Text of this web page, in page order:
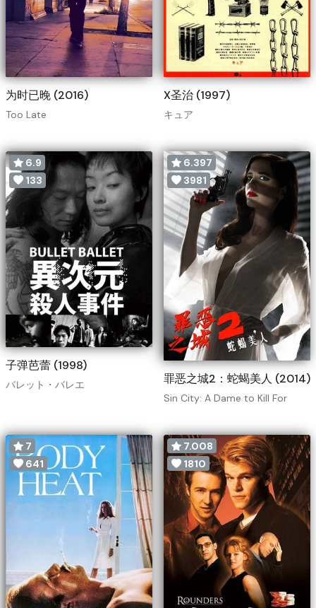
为时已晚 (2016)
Too Late
X圣治 (1997)
キュア
6.9
133
子弹芭蕾 (1998)
バレット・バレエ
6.397
3981
罪恶之城2：蛇蝎美人 (2014)
Sin City: A Dame to Kill For
7
641
7.008
1810